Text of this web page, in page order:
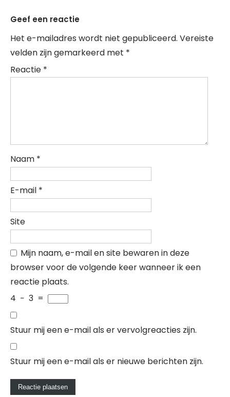
Geef een reactie
Het e-mailadres wordt niet gepubliceerd. Vereiste
velden zijn gemarkeerd met *
Reactie *
Naam *
E-mail *
Site
Mijn naam, e-mail en site bewaren in deze
browser voor de volgende keer wanneer ik een
reactie plaats.
4 − 3 =
Stuur mij een e-mail als er vervolgreacties zijn.
Stuur mij een e-mail als er nieuwe berichten zijn.